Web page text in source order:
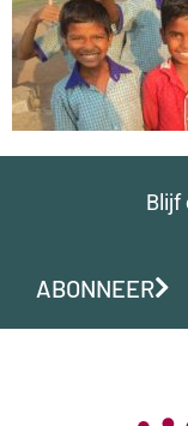
Blijf
ABONNEER